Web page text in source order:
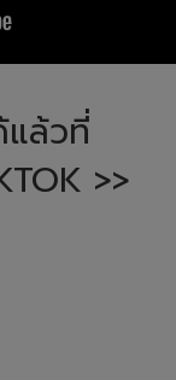
แล้วที่
>>